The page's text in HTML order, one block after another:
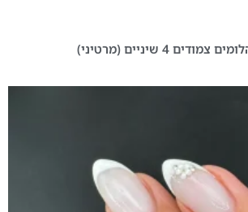
צמודים 4 שיניים (מרטיני)